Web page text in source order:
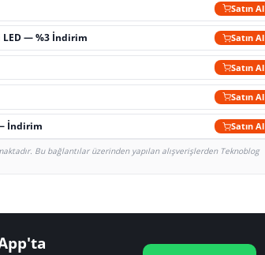
Satın Al
LED — %3 İndirim Satın Al
Satın Al
Satın Al
İndirim Satın Al
Bu bağlantılar üzerinden yapılan alışverişlerden Teknoblog